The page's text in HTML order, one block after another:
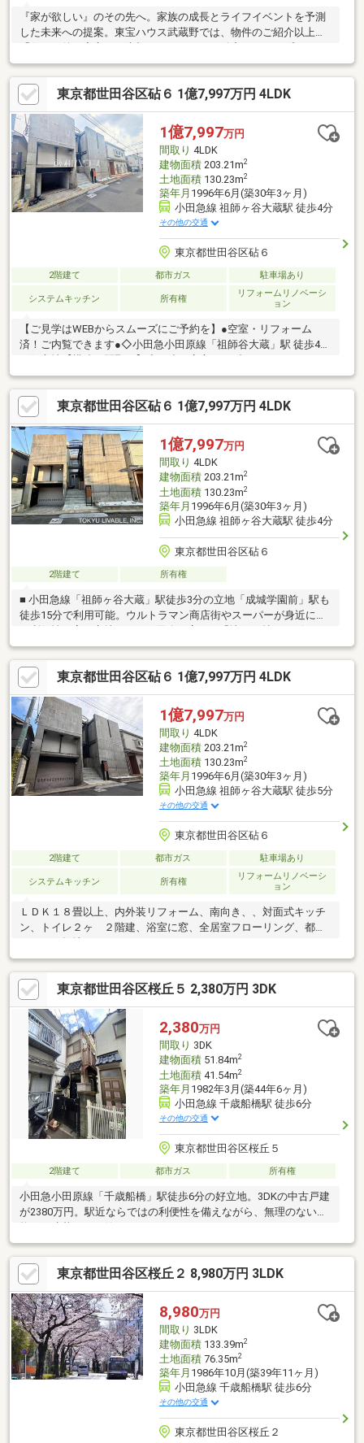
『家が欲しい』のその先へ。家族の成長とライフイベントを予測
した未来への提案。東宝ハウス武蔵野では、物件のご紹介以上に
ングで、お子様の教育費や老後資金まで見据えた最適な予算をご
提案。最新の住宅ローン動向に基づき「がん100％保障」や「50
年ローン」など、最適な銀行選びを徹底サポート。未来の自分に
感謝される住まい探しをご一緒に。先ずはお客様の「夢」や「理
想」をお聞かせ下さい。ご条件など何も決まっていなくても大丈
夫です。「行って良かった！会って良かった！」と、思って頂け
ますようスタッフ一同、夢に！人に！住まいに本気です！！
東京都世田谷区砧６ 1億7,997万円 4LDK
1億7,997万円
間取り 4LDK
建物面積203.21m2
土地面積130.23m2
築年月 1996年6月(築30年3ヶ月)
小田急線 祖師ヶ谷大蔵駅 徒歩4分
その他の交通
東京都世田谷区砧６
2階建て 都市ガス 駐車場あり
システムキッチン 所有権
リフォームリノベーシ
ョン
【ご見学はWEBからスムーズにご予約を】●空室・リフォーム
済！ご内覧できます●◇小田急小田原線「祖師谷大蔵」駅 徒歩4分
4LDK ＋ 地下室（24帖）付き【2026年5月リフォーム完了済】ク
ロス／キッチン／浴室／洗面台／トイレ／給湯器宅配ボックス／
外壁塗装／等【充実の設備・特徴】◇全居室6帖以上＆収納付き
でゆとりの住空間◇愛車を守り、アウトドア用品のお手入れにも
便利なシャッター付きガレージ◇日差しがたっぷり注ぎ、お洗濯
物がよく乾く南向きバルコニー◇平日のご案内も可能です。お気
軽にお問合せ下さいませ。
東京都世田谷区砧６ 1億7,997万円 4LDK
1億7,997万円
間取り 4LDK
建物面積203.21m2
土地面積130.23m2
築年月 1996年6月(築30年3ヶ月)
小田急線 祖師ヶ谷大蔵駅 徒歩4分
東京都世田谷区砧６
2階建て 所有権
■ 小田急線「祖師ヶ谷大蔵」駅徒歩3分の立地「成城学園前」駅も
徒歩15分で利用可能。ウルトラマン商店街やスーパーが身近に揃
スペース防音性を活かしたホームシアター、楽器演奏のスタジ
オ、トレーニングルームやキッズスペースなど、ライフスタイル
に合わせて活用いただけます。■リフォーム完了で快適な新生活
水回り設備の最新化から内外装の刷新までリニューアル済み。築
年数を感じさせない洗練された居住空間に仕上がっています。
■4LDK＋地下室付RC造戸建■内装フルリフォーム■シャッター付ガ
レージ完備
東京都世田谷区砧６ 1億7,997万円 4LDK
1億7,997万円
間取り 4LDK
建物面積203.21m2
土地面積130.23m2
築年月 1996年6月(築30年3ヶ月)
小田急線 祖師ヶ谷大蔵駅 徒歩5分
その他の交通
東京都世田谷区砧６
2階建て 都市ガス 駐車場あり
システムキッチン 所有権
リフォームリノベーシ
ョン
ＬＤＫ１８畳以上、内外装リフォーム、南向き、、対面式キッチ
ン、トイレ２ヶ ２階建、浴室に窓、全居室フローリング、都市
東京都世田谷区桜丘５ 2,380万円 3DK
2,380万円
間取り 3DK
建物面積51.84m2
土地面積41.54m2
築年月 1982年3月(築44年6ヶ月)
小田急線 千歳船橋駅 徒歩6分
その他の交通
東京都世田谷区桜丘５
2階建て 都市ガス 所有権
小田急小田原線「千歳船橋」駅徒歩6分の好立地。3DKの中古戸建
が2380万円。駅近ならではの利便性を備えながら、無理のない価
東京都世田谷区桜丘２ 8,980万円 3LDK
8,980万円
間取り 3LDK
建物面積133.39m2
土地面積76.35m2
築年月 1986年10月(築39年11ヶ月)
小田急線 千歳船橋駅 徒歩6分
その他の交通
東京都世田谷区桜丘２